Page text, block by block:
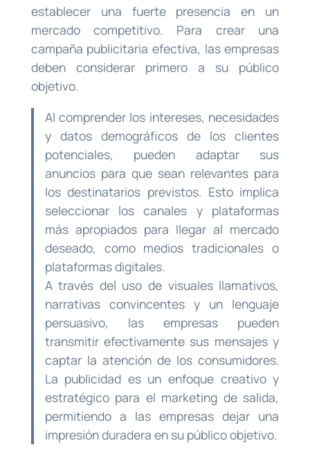
establecer una fuerte presencia en un
mercado competitivo. Para crear una
campaña publicitaria efectiva, las empresas
deben considerar primero a su público
objetivo.
Al comprender los intereses, necesidades
y datos demográficos de los clientes
potenciales, pueden adaptar sus
anuncios para que sean relevantes para
los destinatarios previstos. Esto implica
seleccionar los canales y plataformas
más apropiados para llegar al mercado
deseado, como medios tradicionales o
plataformas digitales.
A través del uso de visuales llamativos,
narrativas convincentes y un lenguaje
persuasivo, las empresas pueden
transmitir efectivamente sus mensajes y
captar la atención de los consumidores.
La publicidad es un enfoque creativo y
estratégico para el marketing de salida,
permitiendo a las empresas dejar una
impresión duradera en su público objetivo.